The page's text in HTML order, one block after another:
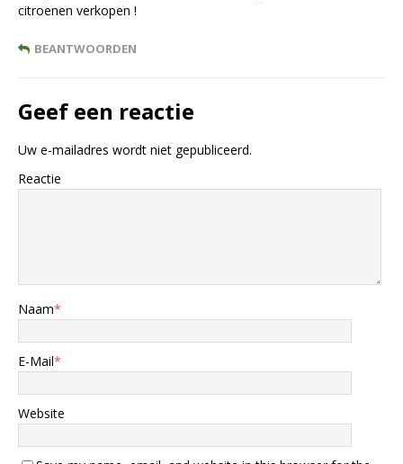
citroenen verkopen !
BEANTWOORDEN
Geef een reactie
Uw e-mailadres wordt niet gepubliceerd.
Reactie
Naam*
E-Mail*
Website